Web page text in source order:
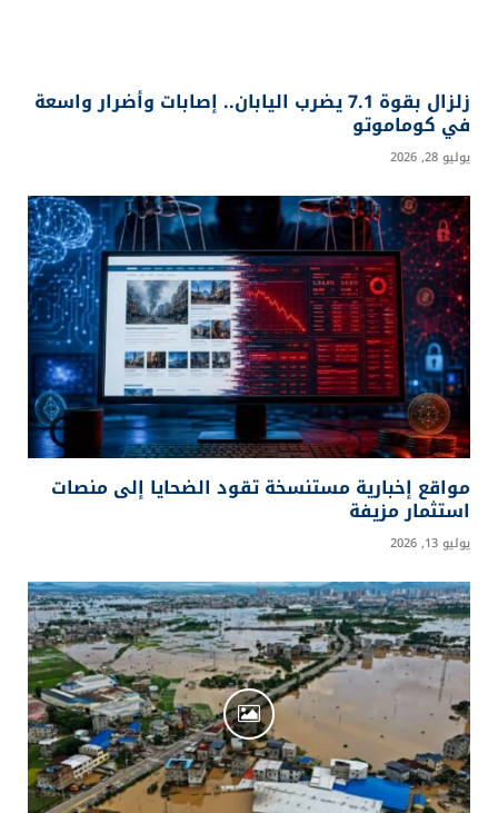
زلزال بقوة 7.1 يضرب اليابان.. إصابات وأضرار واسعة
في كوماموتو
يوليو 28, 2026
مواقع إخبارية مستنسخة تقود الضحايا إلى منصات
استثمار مزيفة
يوليو 13, 2026